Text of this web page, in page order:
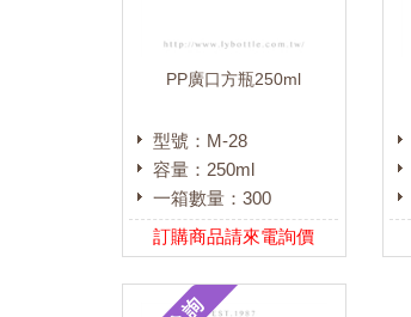
PP廣口方瓶250ml
型號：M-28
容量：250ml
一箱數量：300
訂購商品請來電詢價